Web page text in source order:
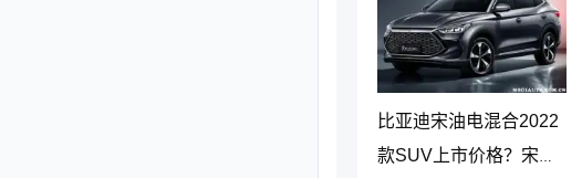
比亚迪宋油电混合2022
款SUV上市价格？宋